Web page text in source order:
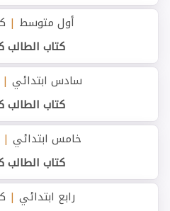
أول متوسط |
كتاب الطالب
سادس ابتدائي |
كتاب الطالب
خامس ابتدائي |
كتاب الطالب
رابع ابتدائي |